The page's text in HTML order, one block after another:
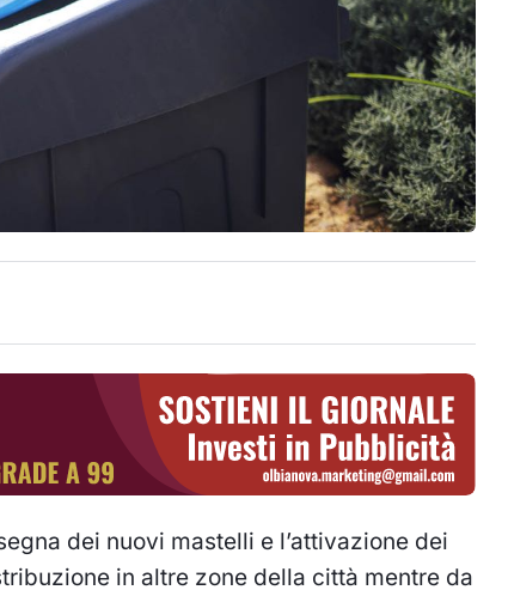
dei nuovi mastelli e l’attivazione dei
in altre zone della città mentre da